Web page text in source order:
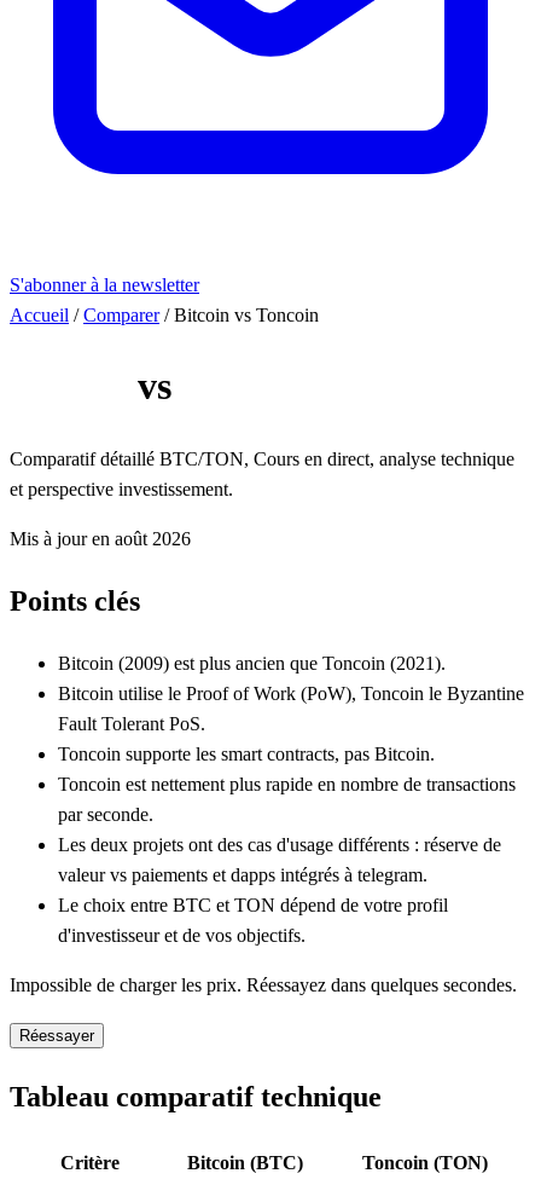
S'abonner à la newsletter
Accueil / Comparer / Bitcoin vs Toncoin
vs
Comparatif détaillé BTC/TON, Cours en direct, analyse technique
et perspective investissement.
Mis à jour en août 2026
Points clés
Bitcoin (2009) est plus ancien que Toncoin (2021).
Bitcoin utilise le Proof of Work (PoW), Toncoin le Byzantine
Fault Tolerant PoS.
Toncoin supporte les smart contracts, pas Bitcoin.
Toncoin est nettement plus rapide en nombre de transactions
par seconde.
Les deux projets ont des cas d'usage différents : réserve de
valeur vs paiements et dapps intégrés à telegram.
Le choix entre BTC et TON dépend de votre profil
d'investisseur et de vos objectifs.
Impossible de charger les prix. Réessayez dans quelques secondes.
Réessayer
Tableau comparatif technique
Critère Bitcoin (BTC) Toncoin (TON)